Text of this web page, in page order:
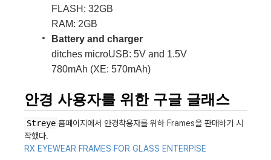
FLASH: 32GB
RAM: 2GB
Battery and charger
ditches microUSB: 5V and 1.5V
780mAh (XE: 570mAh)
안경 사용자를 위한 구글 글래스
Streye 홈페이지에서 안경착용자를 위하 Frames을 판매하기 시
작했다.
RX EYEWEAR FRAMES FOR GLASS ENTERPISE